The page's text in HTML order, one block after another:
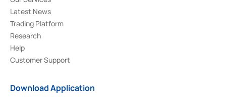
Latest News
Trading Platform
Research
Help
Customer Support
Download Application